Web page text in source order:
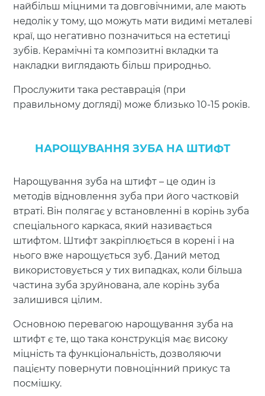
найбільш міцними та довговічними, але мають
недолік у тому, що можуть мати видимі металеві
краї, що негативно позначиться на естетиці
зубів. Керамічні та композитні вкладки та
накладки виглядають більш природньо.
Прослужити така реставрація (при
правильному догляді) може близько 10-15 років.
НАРОЩУВАННЯ ЗУБА НА ШТИФТ
Нарощування зуба на штифт – це один із
методів відновлення зуба при його частковій
втраті. Він полягає у встановленні в корінь зуба
спеціального каркаса, який називається
штифтом. Штифт закріплюється в корені і на
нього вже нарощується зуб. Даний метод
використовується у тих випадках, коли більша
частина зуба зруйнована, але корінь зуба
залишився цілим.
Основною перевагою нарощування зуба на
штифт є те, що така конструкція має високу
міцність та функціональність, дозволяючи
пацієнту повернути повноцінний прикус та
посмішку.